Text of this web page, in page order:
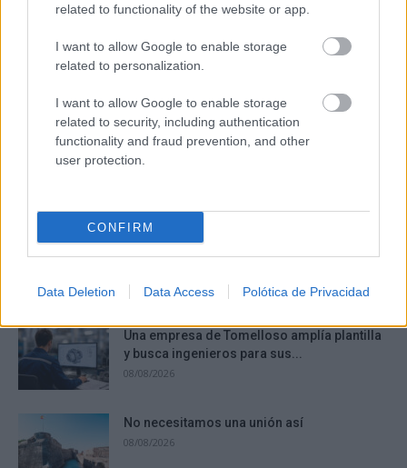
related to functionality of the website or app.
I want to allow Google to enable storage
related to personalization.
I want to allow Google to enable storage
related to security, including authentication
functionality and fraud prevention, and other
user protection.
CONFIRM
Data Deletion Data Access Polótica de Privacidad
¿Sabes qué baja tu ánimo?
Lo haces todos los días y afecta cómo te sientes
Últimas noticias
ITECAM busca nuevos profesionales en
08/08/2026
Una empresa de Tomelloso amplía plantilla
y busca ingenieros para sus...
08/08/2026
No necesitamos una unión así
08/08/2026